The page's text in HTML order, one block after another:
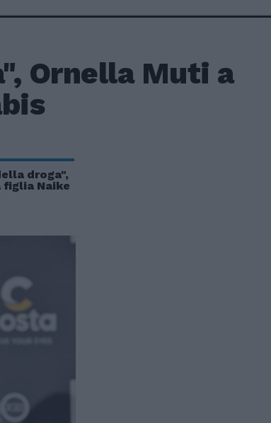
Ornella Muti a
droga",
figlia Naike